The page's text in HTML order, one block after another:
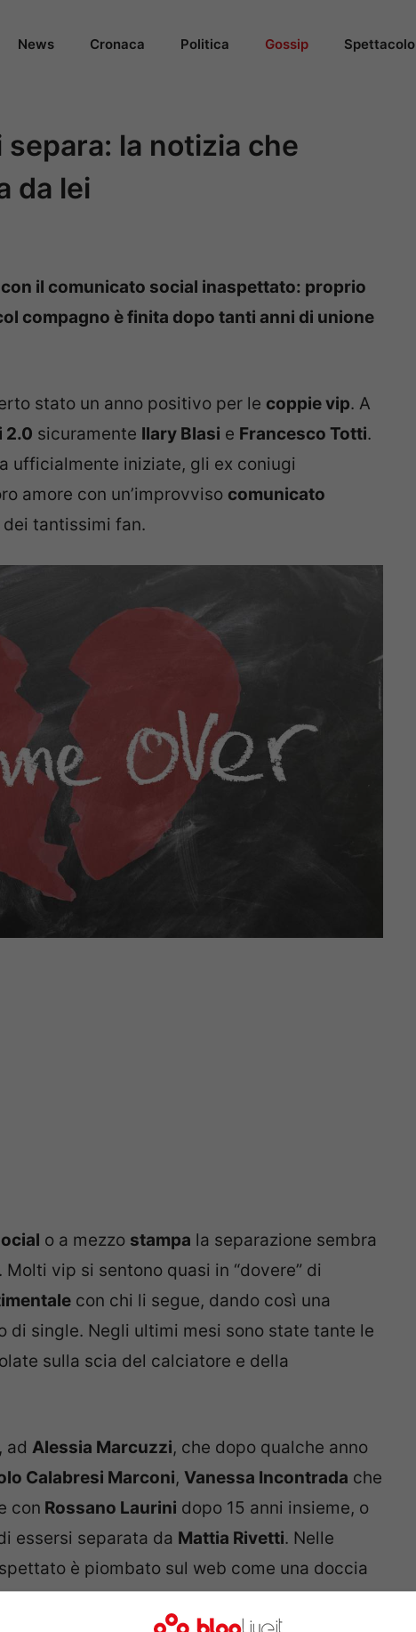
News Cronaca Politica Gossip Spettacolo
separa: la notizia che
da lei
il comunicato social inaspettato: proprio
compagno è finita dopo tanti anni di unione
stato un anno positivo per le coppie vip. A
2.0 sicuramente Ilary Blasi e Francesco Totti.
ufficialmente iniziate, gli ex coniugi
amore con un’improvviso comunicato
tantissimi fan.
o a mezzo stampa la separazione sembra
vip si sentono quasi in “dovere” di
con chi li segue, dando così una
di single. Negli ultimi mesi sono state tante le
sulla scia del calciatore e della
ad Alessia Marcuzzi, che dopo qualche anno
Calabresi Marconi, Vanessa Incontrada che
con Rossano Laurini dopo 15 anni insieme, o
essersi separata da Mattia Rivetti. Nelle
è piombato sul web come una doccia